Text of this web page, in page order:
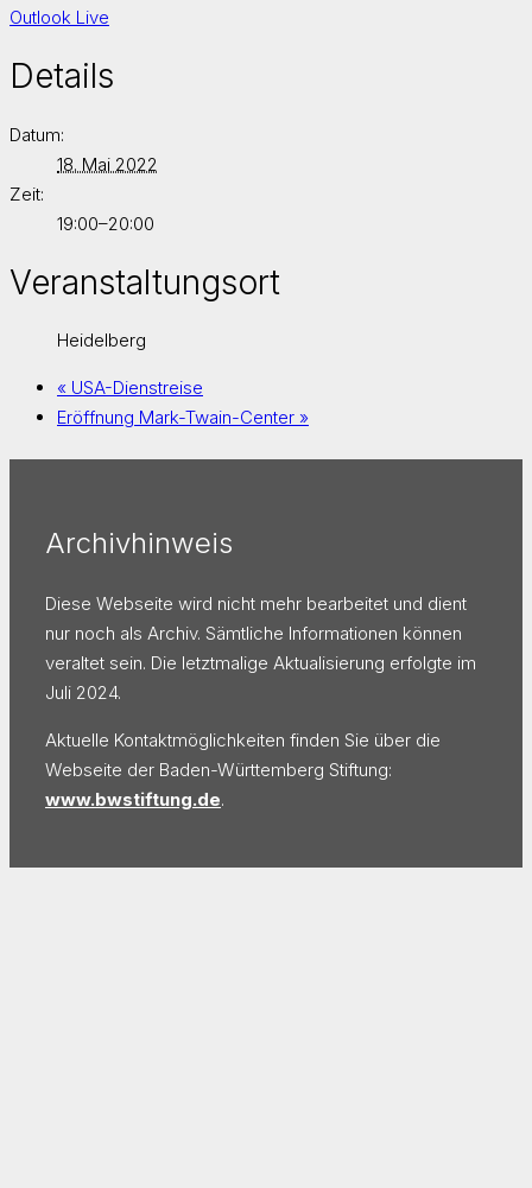
Outlook Live
Details
Datum:
18. Mai 2022
Zeit:
19:00–20:00
Veranstaltungsort
Heidelberg
« USA-Dienstreise
Eröffnung Mark-Twain-Center »
Archivhinweis
Diese Webseite wird nicht mehr bearbeitet und dient
nur noch als Archiv. Sämtliche Informationen können
veraltet sein. Die letztmalige Aktualisierung erfolgte im
Juli 2024.
Aktuelle Kontaktmöglichkeiten finden Sie über die
Webseite der Baden-Württemberg Stiftung:
www.bwstiftung.de.